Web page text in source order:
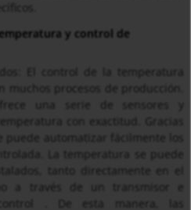
y control de
muchos procesos de producción.
una serie de sensores y
con exactitud. Gracias
a través de un transmisor e